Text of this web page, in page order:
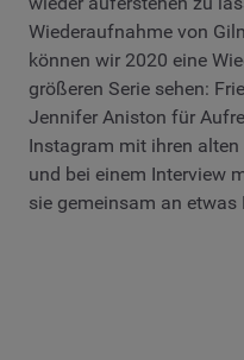
Wiederaufnahme von
können wir 2020 eine
größeren Serie sehen:
Jennifer Aniston für
Instagram mit ihren
und bei einem Interview
sie gemeinsam an etwas